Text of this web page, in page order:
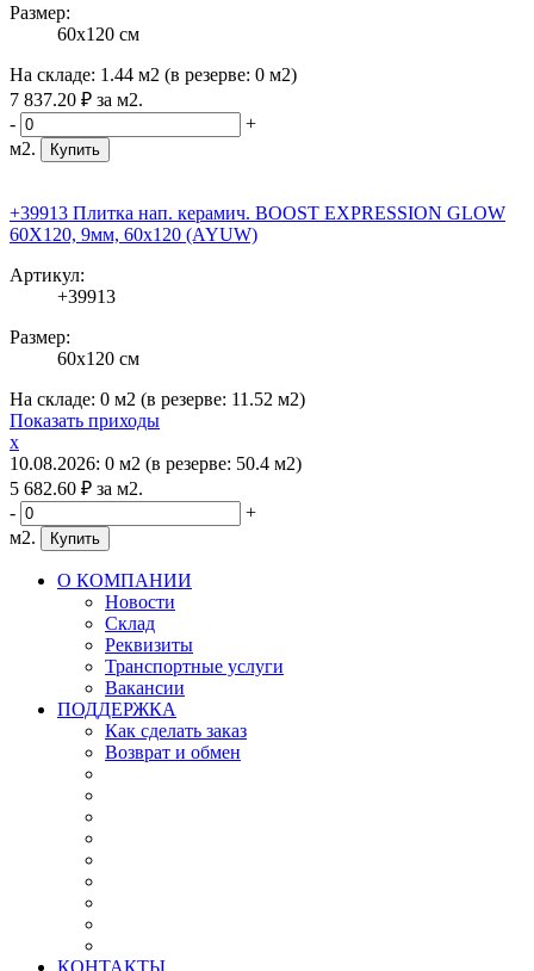
Размер:
60x120 см
На складе: 1.44 м2 (в резерве: 0 м2)
7 837.20 ₽ за м2.
-
+
м2.
Купить
+39913 Плитка нап. керамич. BOOST EXPRESSION GLOW
60X120, 9мм, 60x120 (AYUW)
Артикул:
+39913
Размер:
60x120 см
На складе: 0 м2 (в резерве: 11.52 м2)
Показать приходы
x
10.08.2026: 0 м2 (в резерве: 50.4 м2)
5 682.60 ₽ за м2.
-
+
м2.
Купить
О КОМПАНИИ
Новости
Склад
Реквизиты
Транспортные услуги
Вакансии
ПОДДЕРЖКА
Как сделать заказ
Возврат и обмен
КОНТАКТЫ